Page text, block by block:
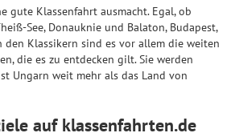
gute Klassenfahrt ausmacht. Egal, ob
See, Donauknie und Balaton, Budapest,
den Klassikern sind es vor allem die weiten
die es zu entdecken gilt. Sie werden
Ungarn weit mehr als das Land von
auf klassenfahrten.de